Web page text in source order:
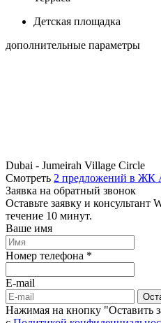
Детская площадка
дополнительные параметры
Dubai - Jumeirah Village Circle
Смотреть 2 предложений в ЖК
Заявка на обратный звонок
Оставьте заявку и
течение 10 минут.
Ваше имя
Номер телефона *
E-mail
Нажимая на кнопку "Оставить